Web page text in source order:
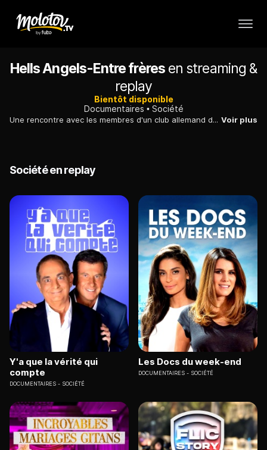
Hells Angels-Entre frèresen streaming &
replay
Bientôt disponible
Documentaires
Société
Une rencontre avec les membres d'un club allemand de Hells Angels, ces motards considérés comme violents, bien loin des préjugés négatifs attachés au mouvement. Voir plus
Société en replay
Y'a que la vérité qui
compte
DOCUMENTAIRES SOCIÉTÉ
Les Docs du week-end
DOCUMENTAIRES SOCIÉTÉ